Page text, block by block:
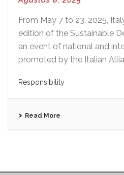
From May 7 to 23, 2025,
edition of the Sustainable
an event of national and
promoted by the Italian
Responsibility
Read More